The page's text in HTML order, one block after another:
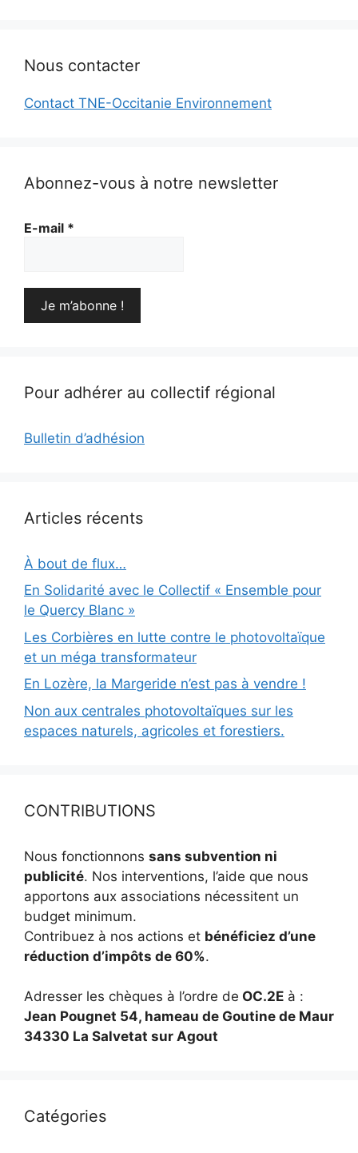
Nous contacter
Contact TNE-Occitanie Environnement
Abonnez-vous à notre newsletter
E-mail *
Pour adhérer au collectif régional
Bulletin d’adhésion
Articles récents
À bout de flux…
En Solidarité avec le Collectif « Ensemble pour
le Quercy Blanc »
Les Corbières en lutte contre le photovoltaïque
et un méga transformateur
En Lozère, la Margeride n’est pas à vendre !
Non aux centrales photovoltaïques sur les
espaces naturels, agricoles et forestiers.
CONTRIBUTIONS
Nous fonctionnons sans subvention ni
publicité. Nos interventions, l’aide que nous
apportons aux associations nécessitent un
budget minimum.
Contribuez à nos actions et bénéficiez d’une
réduction d’impôts de 60%.
Adresser les chèques à l’ordre de OC.2E à :
Jean Pougnet 54, hameau de Goutine de Maur
34330 La Salvetat sur Agout
Catégories